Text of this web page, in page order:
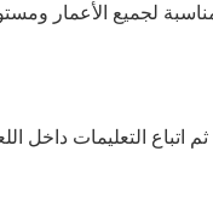
لجميع الأعمار
التعليمات داخل